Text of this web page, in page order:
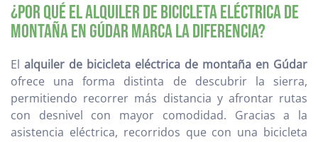
¿Por qué el alquiler de bicicleta eléctrica de
montaña en Gúdar marca la diferencia?
El alquiler de bicicleta eléctrica de montaña en Gúdar
ofrece una forma distinta de descubrir la sierra,
permitiendo recorrer más distancia y afrontar rutas
con desnivel con mayor comodidad. Gracias a la
asistencia eléctrica, recorridos que con una bicicleta